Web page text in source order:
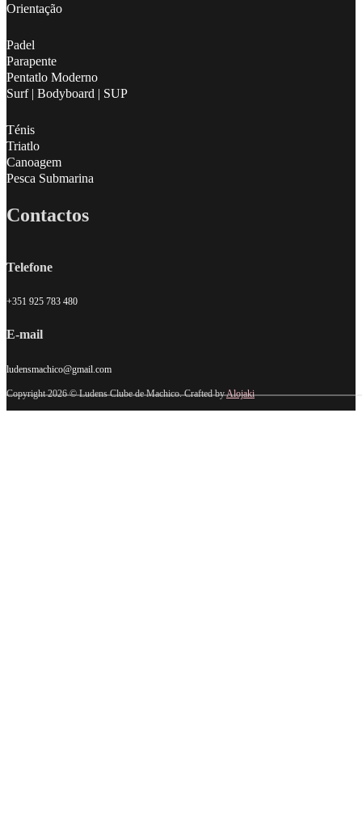
Orientação
Padel
Parapente
Pentatlo Moderno
Surf | Bodyboard | SUP
Ténis
Triatlo
Canoagem
Pesca Submarina
Contactos
Telefone
+351 925 783 480
E-mail
ludensmachico@gmail.com
Copyright 2026 © Ludens Clube de Machico. Crafted byAlojaki